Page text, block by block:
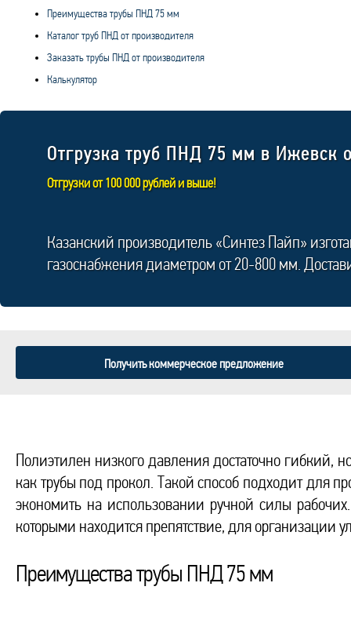
Преимущества трубы ПНД 75 мм
Каталог труб ПНД от производителя
Заказать трубы ПНД от производителя
Калькулятор
Отгрузка труб ПНД 75 мм в Ижевск
Отгрузки от 100 000 рублей и выше!
Казанский производитель «Синтез Пайп»
газоснабжения диаметром от 20-800 мм.
Получить коммерческое предложение
Полиэтилен низкого давления достаточно гибкий,
как трубы под прокол. Такой способ подходит для
экономить на использовании ручной силы
которыми находится препятствие, для организации
Преимущества трубы ПНД 75 мм